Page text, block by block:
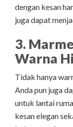
dengan kesan
juga dapat
3.
Warna
Tidak hanya
Anda pun juga
untuk lantai
kesan elegan